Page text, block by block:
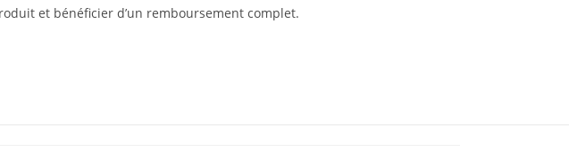
et bénéficier d’un remboursement complet.